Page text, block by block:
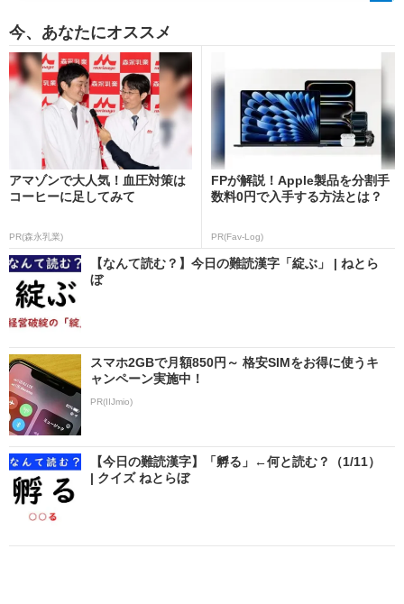
今、あなたにオススメ
アマゾンで大人気！血圧対策は
コーヒーに足してみて
PR(森永乳業)
FPが解説！Apple製品を分割手
数料0円で入手する方法とは？
PR(Fav-Log)
【なんて読む？】今日の難読漢字「綻ぶ」 | ねとら
ぼ
スマホ2GBで月額850円～ 格安SIMをお得に使うキ
ャンペーン実施中！
PR(IIJmio)
【今日の難読漢字】「孵る」←何と読む？（1/11）
| クイズ ねとらぼ